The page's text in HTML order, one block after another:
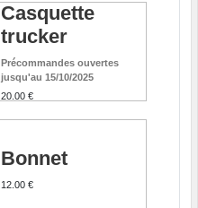
Casquette
trucker
Précommandes ouvertes
jusqu'au 15/10/2025
20.00 €
Bonnet
12.00 €